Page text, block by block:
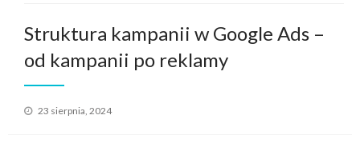
Struktura kampanii w Google Ads –
od kampanii po reklamy
Opublikowane
23 sierpnia, 2024